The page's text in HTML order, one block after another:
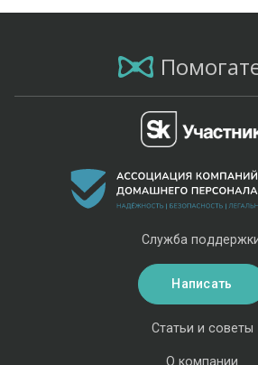
Статьи и советы
О компании
Служба
Написать